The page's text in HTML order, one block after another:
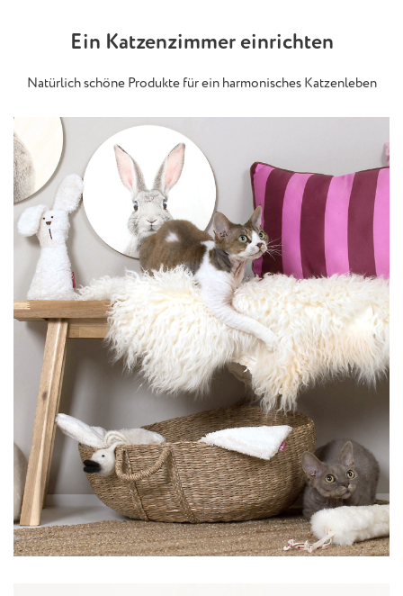
Ein Katzenzimmer einrichten
Natürlich schöne Produkte für ein harmonisches Katzenleben